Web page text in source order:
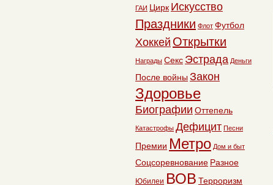
ГАИ Цирк Искусство
Праздники Флот Футбол
Хоккей Открытки
Награды Секс Эстрада Деньги
После войны Закон
Здоровье
Биографии Оттепель
Катастрофы Дефицит Песни
Премии Метро Дом и быт
Соцсоревнование Разное
Юбилеи ВОВ Терроризм